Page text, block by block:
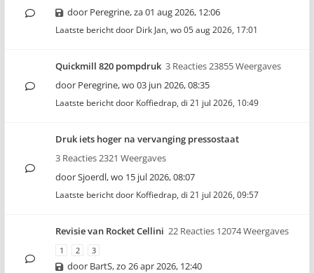
door Peregrine,za 01 aug 2026, 12:06
Laatste bericht door Dirk Jan, wo 05 aug 2026, 17:01
Quickmill 820 pompdruk 3 Reacties 23855 Weergaves
door Peregrine,wo 03 jun 2026, 08:35
Laatste bericht door Koffiedrap, di 21 jul 2026, 10:49
Druk iets hoger na vervanging pressostaat
3 Reacties 2321 Weergaves
doorSjoerdl,wo 15 jul 2026, 08:07
Laatste bericht door Koffiedrap, di 21 jul 2026, 09:57
Revisie van Rocket Cellini 22 Reacties 12074 Weergaves
1 2 3
door BartS,zo 26 apr 2026, 12:40